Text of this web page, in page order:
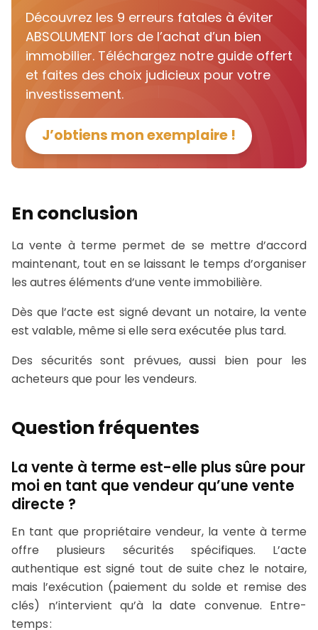
Découvrez les 9 erreurs fatales à éviter
ABSOLUMENT lors de l’achat d’un bien
immobilier. Téléchargez notre guide offert
et faites des choix judicieux pour votre
investissement.
J’obtiens mon exemplaire !
En conclusion
La vente à terme permet de se mettre d’accord
maintenant, tout en se laissant le temps d’organiser
les autres éléments d’une vente immobilière.
Dès que l’acte est signé devant un notaire, la vente
est valable, même si elle sera exécutée plus tard.
Des sécurités sont prévues, aussi bien pour les
acheteurs que pour les vendeurs.
Question fréquentes
La vente à terme est-elle plus sûre pour
moi en tant que vendeur qu’une vente
directe ?
En tant que propriétaire vendeur, la vente à terme
offre plusieurs sécurités spécifiques. L’acte
authentique est signé tout de suite chez le notaire,
mais l’exécution (paiement du solde et remise des
clés) n’intervient qu’à la date convenue. Entre-
temps :